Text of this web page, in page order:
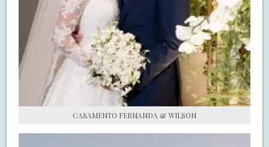
CASAMENTO FERNANDA & WILSON